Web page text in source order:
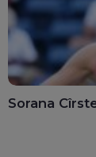
Sorana